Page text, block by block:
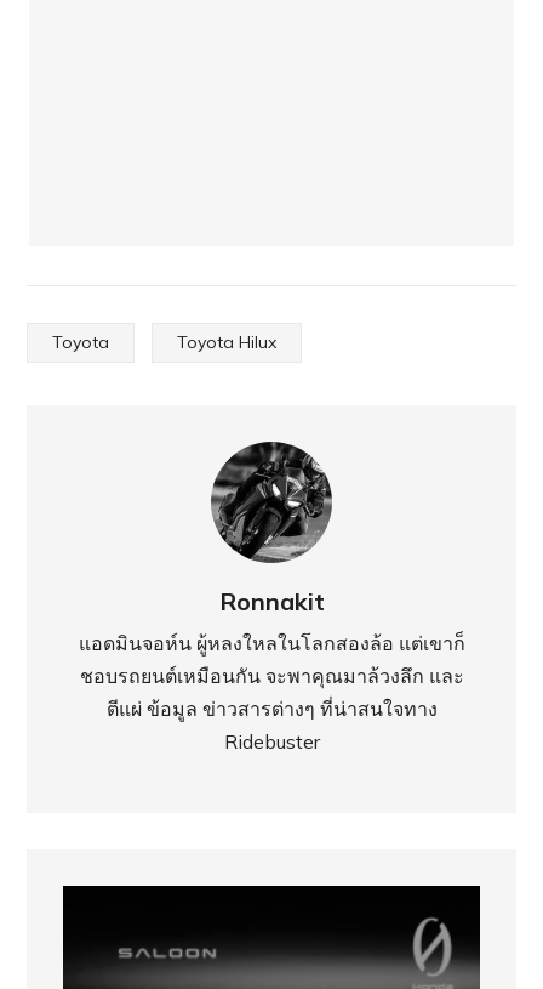
Toyota Toyota Hilux
Ronnakit
แอดมินจอห์น ผู้หลงใหลในโลกสองล้อ แต่เขาก็
ชอบรถยนต์เหมือนกัน จะพาคุณมาล้วงลึก และ
ตีแผ่ ข้อมูล ข่าวสารต่างๆ ที่น่าสนใจทาง
Ridebuster